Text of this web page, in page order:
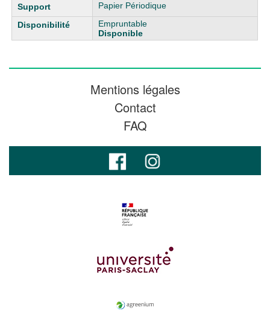
Papier Périodique
Empruntable
Disponible
Mentions légales
Contact
FAQ